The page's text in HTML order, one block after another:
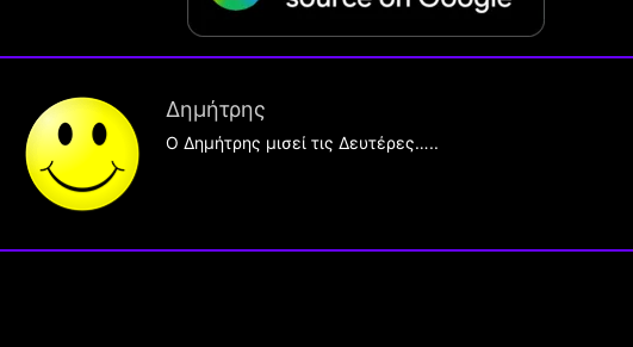
Δημήτρης
O Δημήτρης μισεί τις Δευτέρες…..